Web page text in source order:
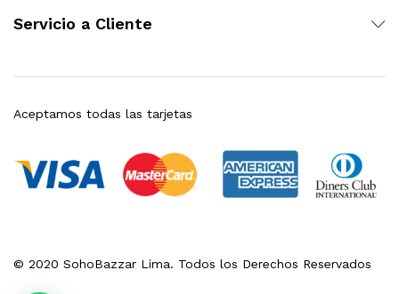
Servicio a Cliente
© 2020 SohoBazzar Lima. Todos los Derechos Reservados
Aceptamos todas las tarjetas